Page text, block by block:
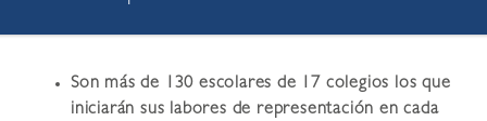
Son más de 130 escolares de 17 colegios los que
iniciarán sus labores de representación en cada